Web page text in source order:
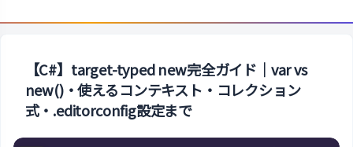
【C#】target-typed new完全ガイド｜var vs
new()・使えるコンテキスト・コレクション
式・.editorconfig設定まで